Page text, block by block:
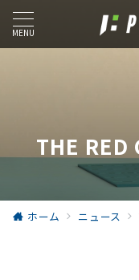
MENU
THE RED
ホーム ニュース